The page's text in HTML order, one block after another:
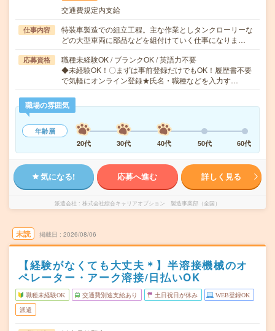
交通費規定内支給
仕事内容
特装車製造での組立工程。主な作業としタンクローリーな
どの大型車両に部品などを組付けていく仕事になりま…
応募資格
職種未経験OK / ブランクOK / 英語力不要
◆未経験OK！〇まずは事前登録だけでもOK！履歴書不要
で気軽にオンライン登録★氏名・職種などを入力す…
職場の雰囲気
年齢層
20代
30代 40代 50代 60代
気になる! 応募へ進む 詳しく見る
派遣会社 株式会社綜合キャリアオプション 製造事業部（全国）
未読 掲載日 2026/08/06
【経験がなくても大丈夫＊】半溶接機械のオ
ペレーター・アーク溶接/日払いOK
職種未経験OK 交通費別途支給あり 土日祝日が休み WEB登録OK
派遣